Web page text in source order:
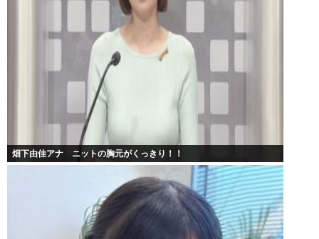
畑下由佳アナ ニットの胸元がくっきり！！